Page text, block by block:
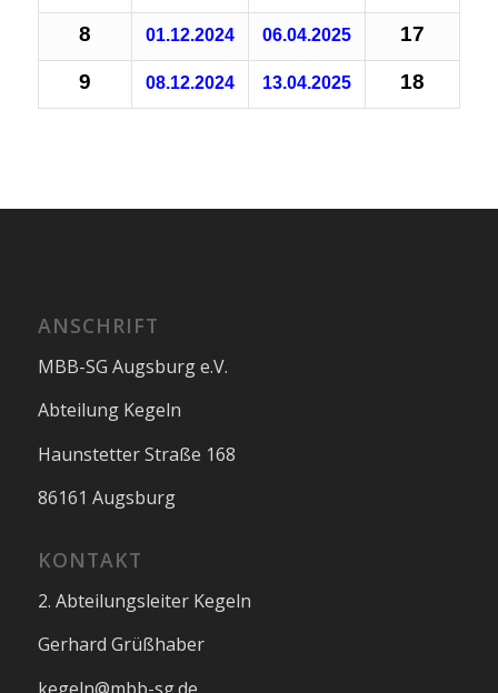
8 01.12.2024 06.04.2025 17
9 08.12.2024 13.04.2025 18
ANSCHRIFT
MBB-SG Augsburg e.V.
Abteilung Kegeln
Haunstetter Straße 168
86161 Augsburg
KONTAKT
2. Abteilungsleiter Kegeln
Gerhard Grüßhaber